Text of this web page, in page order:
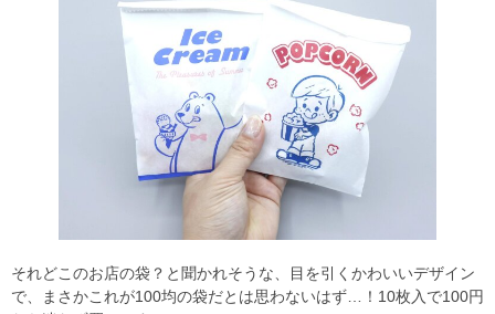
それどこのお店の袋？と聞かれそうな、目を引くかわいいデザイン
で、まさかこれが100均の袋だとは思わないはず…！10枚入で100円